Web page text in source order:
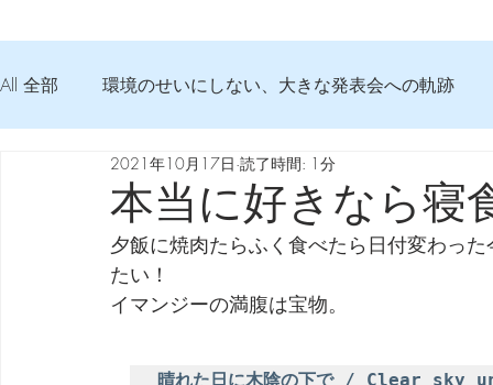
All 全部 環境のせいにしない、大きな発表会への軌跡
弦交換の記録 DTM 始める 知っておきたいコト
Imanjy Studio 使われているモノ 食べんじーの美味
本当に好きなら寝
2021年10月17日 読了時間: 1分
夕飯に焼肉たらふく食べたら日付変わっ
たい！
イマンジーの満腹は宝物。
晴れた日に木陰の下で / Clear